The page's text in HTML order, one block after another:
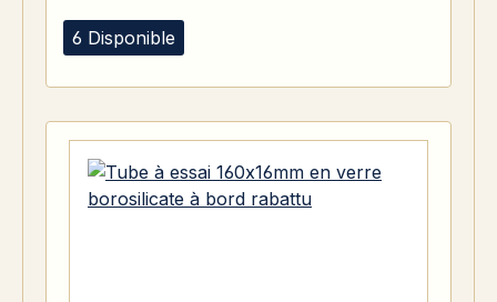
6 Disponible